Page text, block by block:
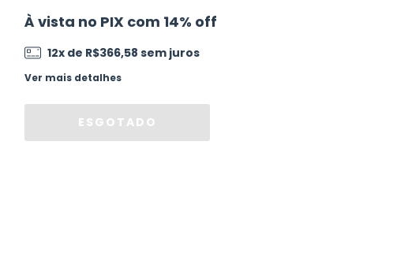
À vista no PIX com 14% off
12x de R$366,58 sem juros
Ver mais detalhes